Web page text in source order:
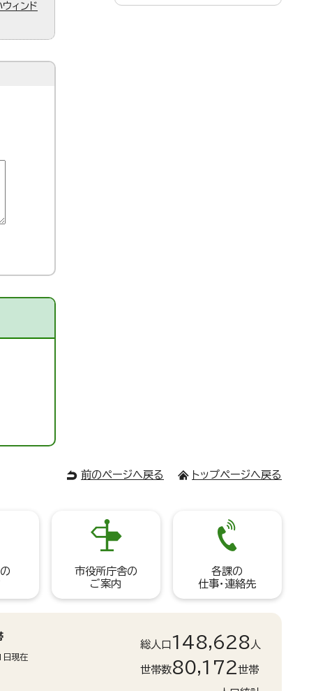
ィンド
前のページへ戻る トップページへ戻る
市役所庁舎の
ご案内
各課の
仕事・連絡先
現在
総人口 148,628 人
世帯数80,172世帯